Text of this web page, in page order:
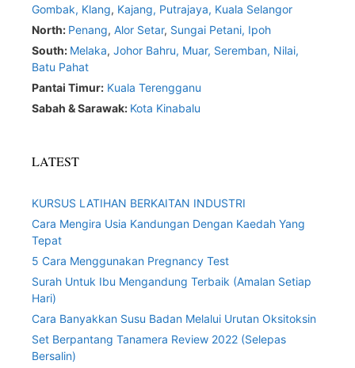
Gombak, Klang, Kajang, Putrajaya, Kuala Selangor
North: Penang, Alor Setar, Sungai Petani, Ipoh
South: Melaka, Johor Bahru, Muar, Seremban, Nilai,
Batu Pahat
Pantai Timur: Kuala Terengganu
Sabah & Sarawak: Kota Kinabalu
LATEST
KURSUS LATIHAN BERKAITAN INDUSTRI
Cara Mengira Usia Kandungan Dengan Kaedah Yang
Tepat
5 Cara Menggunakan Pregnancy Test
Surah Untuk Ibu Mengandung Terbaik (Amalan Setiap
Hari)
Cara Banyakkan Susu Badan Melalui Urutan Oksitoksin
Set Berpantang Tanamera Review 2022 (Selepas
Bersalin)